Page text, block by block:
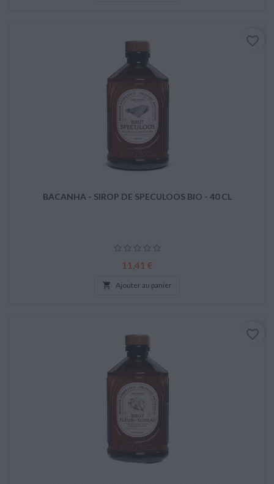
BACANHA - SIROP DE SPECULOOS BIO - 40 CL
Prix
11,41 €
 Ajouter au panier
favorite_border
favorite_border